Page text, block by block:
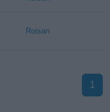
Roisan
1